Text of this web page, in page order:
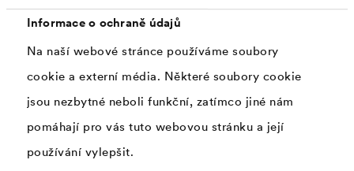
Informace o ochraně údajů
Na naší webové stránce používáme soubory
cookie a externí média. Některé soubory cookie
jsou nezbytné neboli funkční, zatímco jiné nám
pomáhají pro vás tuto webovou stránku a její
používání vylepšit.
být nosný, zbavený olejů, mastnoty a volných
částic. Důkladně očistěte povrch smetákem . Teplota
zpracování od +5 °C (teplota povrchu a okolí). Zavadlý a
připravený na lepení hydroizolace je po cca 3 hodinách
- v závislosti na počasí.
DELTA
-THENE
se pokládá hned po zavadnutí